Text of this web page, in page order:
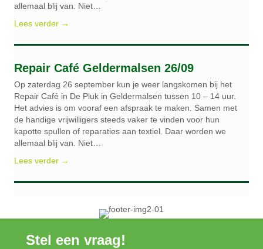
allemaal blij van. Niet…
Lees verder →
Repair Café Geldermalsen 26/09
Op zaterdag 26 september kun je weer langskomen bij het
Repair Café in De Pluk in Geldermalsen tussen 10 – 14 uur.
Het advies is om vooraf een afspraak te maken. Samen met
de handige vrijwilligers steeds vaker te vinden voor hun
kapotte spullen of reparaties aan textiel. Daar worden we
allemaal blij van. Niet…
Lees verder →
Stel een vraag!